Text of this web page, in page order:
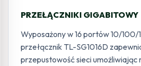
PRZEŁĄCZNIKI GIGABITOWY
Wyposażony w 16 portów 10/
przełącznik TL-SG1016D
przepustowość sieci